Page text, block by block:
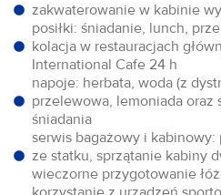
zakwaterowanie w kabinie
posiłki: śniadanie, lunch,
kolacja w restauracjach
International Cafe 24 h
napoje: herbata, woda (z
przelewowa, lemoniada
śniadania
serwis bagażowy i
ze statku, sprzątanie kabiny
wieczorne przygotowanie